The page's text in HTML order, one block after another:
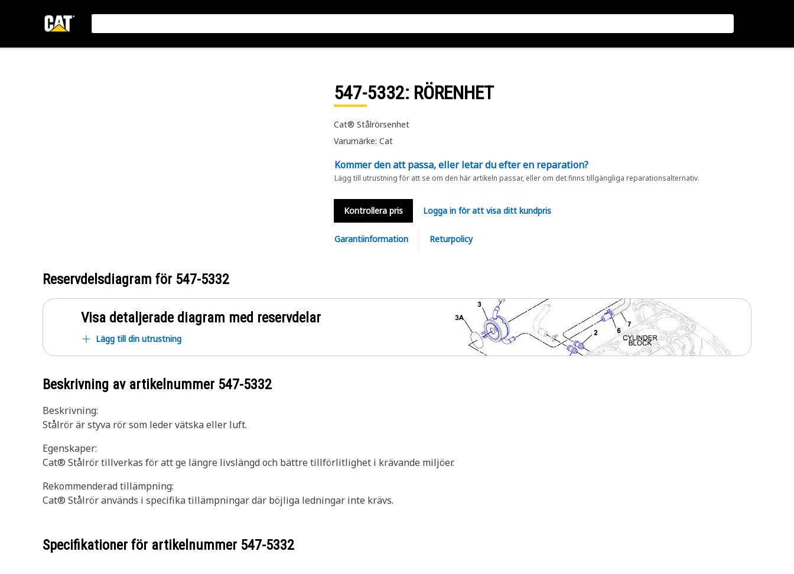
547-5332: RÖRENHET
Cat® Stålrörsenhet
Varumärke: Cat
Kommer den att passa, eller letar du efter en reparation?
Lägg till utrustning för att se om den här artikeln passar, eller om det finns tillgängliga reparationsalternativ.
Kontrollera pris Logga in för att visa ditt kundpris
Garantiinformation Returpolicy
Reservdelsdiagram för 547-5332
Visa detaljerade diagram med reservdelar
Lägg till din utrustning
Beskrivning av artikelnummer 547-5332
Beskrivning:
Stålrör är styva rör som leder vätska eller luft.
Egenskaper:
Cat® Stålrör tillverkas för att ge längre livslängd och bättre tillförlitlighet i krävande miljöer.
Rekommenderad tillämpning:
Cat® Stålrör används i specifika tillämpningar där böjliga ledningar inte krävs.
Specifikationer för artikelnummer 547-5332